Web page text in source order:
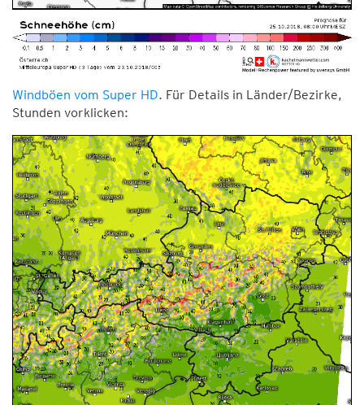
Windböen vom Super HD. Für Details in Länder/Bezirke,
Stunden vorklicken: